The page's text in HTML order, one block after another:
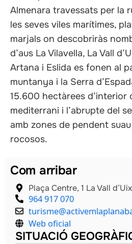
Almenara travessats per la
les seves viles marítimes,
marjals on descobriràs
d’aus La Vilavella, La Vall
Artana i Eslida es fonen al
muntanya i la Serra
15.600 hectàrees d’interior
mediterrani i l’abrupte del
amb zones de pendent
rocosos.
Com arribar
Plaça Centre, 1 La Vall
964 917 070
Web oficial
SITUACIÓ